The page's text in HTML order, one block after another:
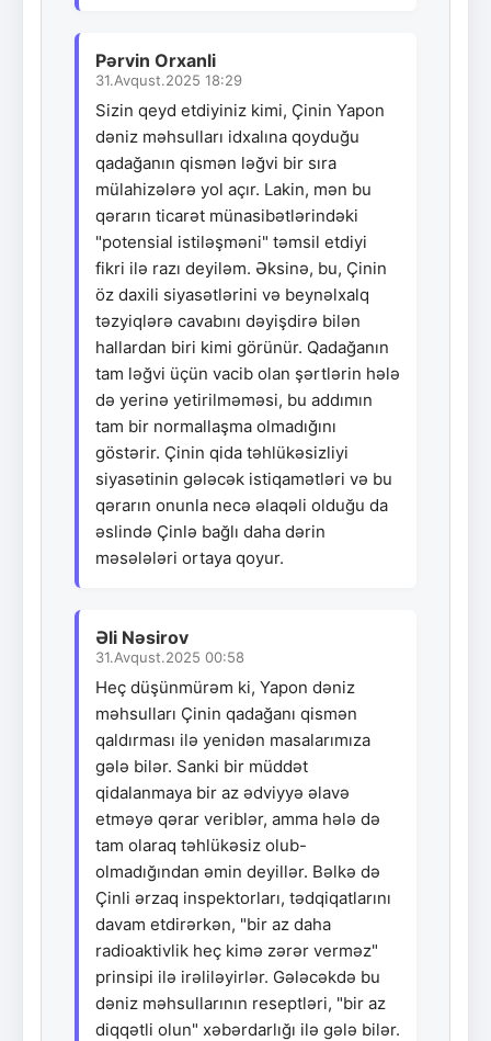
Pərvin Orxanli
31.Avqust.2025 18:29
Sizin qeyd etdiyiniz kimi, Çinin Yapon
dəniz məhsulları idxalına qoyduğu
qadağanın qismən ləğvi bir sıra
mülahizələrə yol açır. Lakin, mən bu
qərarın ticarət münasibətlərindəki
"potensial istiləşməni" təmsil etdiyi
fikri ilə razı deyiləm. Əksinə, bu, Çinin
öz daxili siyasətlərini və beynəlxalq
təzyiqlərə cavabını dəyişdirə bilən
hallardan biri kimi görünür. Qadağanın
tam ləğvi üçün vacib olan şərtlərin hələ
də yerinə yetirilməməsi, bu addımın
tam bir normallaşma olmadığını
göstərir. Çinin qida təhlükəsizliyi
siyasətinin gələcək istiqamətləri və bu
qərarın onunla necə əlaqəli olduğu da
əslində Çinlə bağlı daha dərin
məsələləri ortaya qoyur.
Əli Nəsirov
31.Avqust.2025 00:58
Heç düşünmürəm ki, Yapon dəniz
məhsulları Çinin qadağanı qismən
qaldırması ilə yenidən masalarımıza
gələ bilər. Sanki bir müddət
qidalanmaya bir az ədviyyə əlavə
etməyə qərar veriblər, amma hələ də
tam olaraq təhlükəsiz olub-
olmadığından əmin deyillər. Bəlkə də
Çinli ərzaq inspektorları, tədqiqatlarını
davam etdirərkən, "bir az daha
radioaktivlik heç kimə zərər verməz"
prinsipi ilə irəliləyirlər. Gələcəkdə bu
dəniz məhsullarının reseptləri, "bir az
diqqətli olun" xəbərdarlığı ilə gələ bilər.